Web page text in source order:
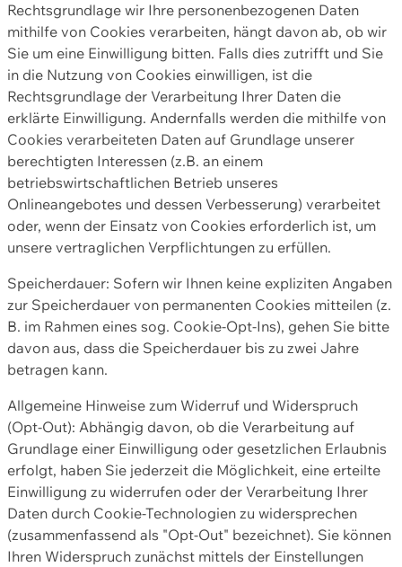
Rechtsgrundlage wir Ihre personenbezogenen Daten
mithilfe von Cookies verarbeiten, hängt davon ab, ob wir
Sie um eine Einwilligung bitten. Falls dies zutrifft und Sie
in die Nutzung von Cookies einwilligen, ist die
Rechtsgrundlage der Verarbeitung Ihrer Daten die
erklärte Einwilligung. Andernfalls werden die mithilfe von
Cookies verarbeiteten Daten auf Grundlage unserer
berechtigten Interessen (z.B. an einem
betriebswirtschaftlichen Betrieb unseres
Onlineangebotes und dessen Verbesserung) verarbeitet
oder, wenn der Einsatz von Cookies erforderlich ist, um
unsere vertraglichen Verpflichtungen zu erfüllen.
Speicherdauer: Sofern wir Ihnen keine expliziten Angaben
zur Speicherdauer von permanenten Cookies mitteilen (z.
B. im Rahmen eines sog. Cookie-Opt-Ins), gehen Sie bitte
davon aus, dass die Speicherdauer bis zu zwei Jahre
betragen kann.
Allgemeine Hinweise zum Widerruf und Widerspruch
(Opt-Out): Abhängig davon, ob die Verarbeitung auf
Grundlage einer Einwilligung oder gesetzlichen Erlaubnis
erfolgt, haben Sie jederzeit die Möglichkeit, eine erteilte
Einwilligung zu widerrufen oder der Verarbeitung Ihrer
Daten durch Cookie-Technologien zu widersprechen
(zusammenfassend als "Opt-Out" bezeichnet). Sie können
Ihren Widerspruch zunächst mittels der Einstellungen